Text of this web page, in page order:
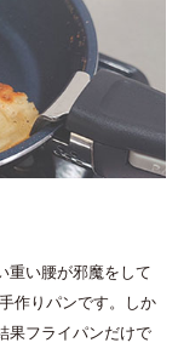
重い腰が邪魔をして
作りパンです。しか
果フライパンだけで